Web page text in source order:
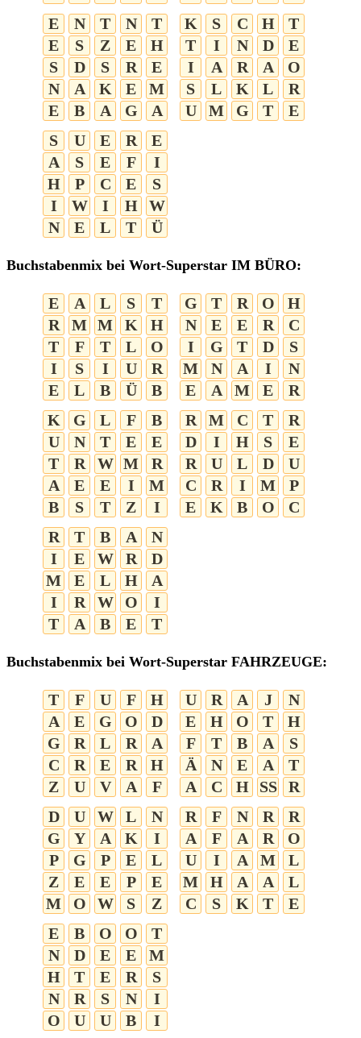
E
N T N
T
E
S Z E
H
S
D S R
E
N
A K E
M
E
B A G A
K S C H
T
T
I N D
E
I
A R A
O
S
L K L
R
U
M G T
E
S
U E R
E
A
S E F
I
H
P C E
S
I
W I H
W
N
E L T Ü
Buchstabenmix bei Wort-Superstar IM BÜRO:
E A L S
T
R
M M K
H
T
F T L
O
I
S I U
R
E
L B Ü B
G T R O
H
N
E E R
C
I
G T D
S
M
N A I
N
E
A M E
R
K
G L F
B
U
N T E
E
T
R W M
R
A
E E I
M
B
S T Z I
R M C T
R
D
I H S
E
R
U L D
U
C
R I M
P
E
K B O
C
R
T B A
N
I
E W R
D
M
E L H
A
I
R W O
I
T
A B E T
Buchstabenmix bei Wort-Superstar FAHRZEUGE:
T F U F
H
A
E G O
D
G
R L R
A
C
R E R
H
Z
U V A F
U R A J
N
E
H O T
H
F
T B A
S
Ä
N E A
T
A
C H SS
R
D
U W L
N
G
Y A K
I
P
G P E
L
Z
E E P
E
M
O W S Z
R F N R
R
A
F A R
O
U
I A M
L
M
H A A
L
C
S K T
E
E
B O O
T
N
D E E
M
H
T E R
S
N
R S N
I
O
U U B I